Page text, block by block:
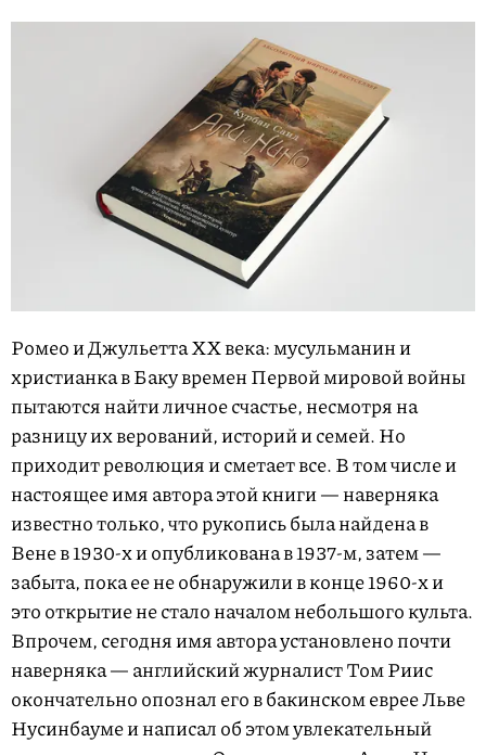
Ромео и Джульетта ХХ века: мусульманин и
христианка в Баку времен Первой мировой войны
пытаются найти личное счастье, несмотря на
разницу их верований, историй и семей. Но
приходит революция и сметает все. В том числе и
настоящее имя автора этой книги — наверняка
известно только, что рукопись была найдена в
Вене в 1930-х и опубликована в 1937-м, затем —
забыта, пока ее не обнаружили в конце 1960-х и
это открытие не стало началом небольшого культа.
Впрочем, сегодня имя автора установлено почти
наверняка — английский журналист Том Риис
окончательно опознал его в бакинском еврее Льве
Нусинбауме и написал об этом увлекательный